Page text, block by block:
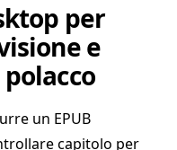
per
e
un EPUB
capitolo per